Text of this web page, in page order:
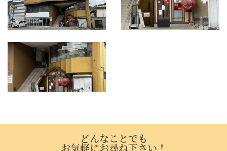
どんなことでも
お気軽にお尋ね下さい！